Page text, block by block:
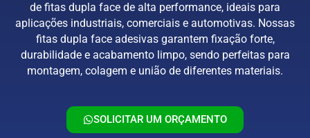
de fitas dupla face de alta performance, ideais para
aplicações industriais, comerciais e automotivas. Nossas
fitas dupla face adesivas garantem fixação forte,
durabilidade e acabamento limpo, sendo perfeitas para
montagem, colagem e união de diferentes materiais.
SOLICITAR UM ORÇAMENTO